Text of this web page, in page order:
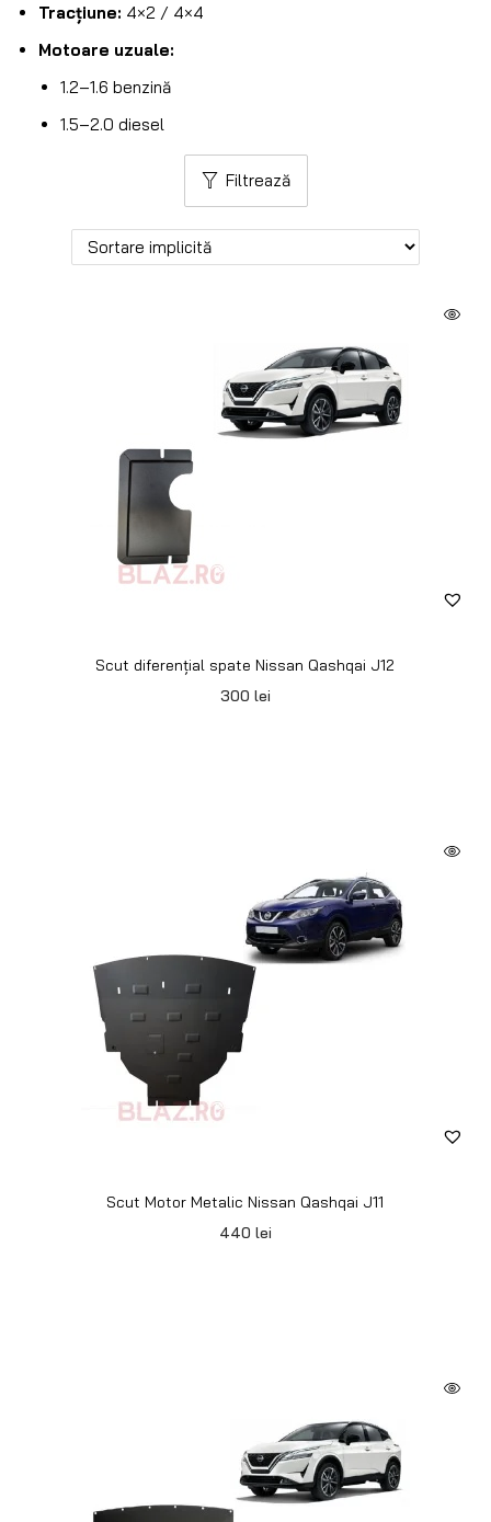
Tracțiune: 4×2 / 4×4
Motoare uzuale:
1.2–1.6 benzină
1.5–2.0 diesel
Filtrează
Scut diferențial spate Nissan Qashqai J12
300 lei
Scut Motor Metalic Nissan Qashqai J11
440 lei